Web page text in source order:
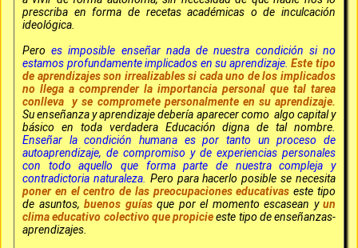
prescriba en forma de recetas académicas o de inculcación
ideológica.
Peroes imposible enseñar nada de nuestra condición si no
estamos profundamente implicados en su aprendizaje.Este tipo
de aprendizajes son irrealizables si cada uno de los implicados
no llega a comprender la importancia personal que tal tarea
conlleva y se compromete personalmente en su aprendizaje.
Su enseñanza y aprendizaje debería aparecer como algo capital y
básico en toda verdadera Educación digna de tal nombre.
Enseñar la condición humana es por tanto un proceso de
autoaprendizaje, de compromiso y de experiencias personales
con todo aquello que forma parte de nuestra compleja y
contradictoria naturaleza. Pero para hacerlo posible se necesita
poner en el centro de las preocupaciones educativaseste tipo
de asuntos, buenos guías que por el momento escasean y un
clima educativo colectivo que propicieeste tipo de enseñanzas-
aprendizajes.